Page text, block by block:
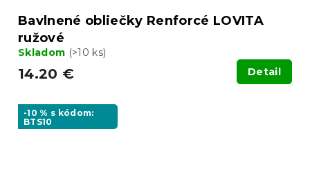
Bavlnené obliečky Renforcé LOVITA
ružové
Skladom (>10 ks)
14.20 € Detail
-10 % s kódom:
BTS10